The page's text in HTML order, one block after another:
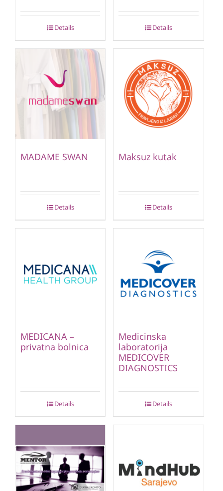
Details Details
MADAME SWAN
Details
Maksuz kutak
Details
MEDICANA –
privatna bolnica
Details
Medicinska
laboratorija
MEDICOVER
DIAGNOSTICS
Details